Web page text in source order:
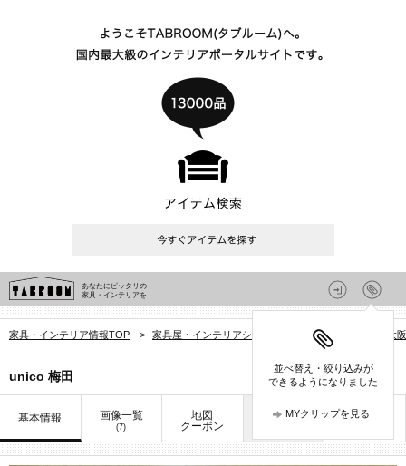
あなたにピッタリの
家具・インテリアを
並べ替え・絞り込みが
できるようになりました
MYクリップを見る
家具・インテリア情報TOP > 家具屋・インテリアショップを探す > 大
unico 梅田
基本情報 画像一覧
(7)
地図
クーポン
お知らせ 口コミ